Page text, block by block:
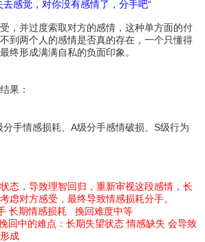
感觉，对你没有感情了，分手吧“
，并过度索取对方的感情，这种单方面的付
到两个人的感情是否真的存在，一个只懂得
终形成满满自私的负面印象。
果：
手情感损耗、A级分手感情破损、S级行为
态，导致理智回归，重新审视这段感情，长
虑对方感受，最终导致情感损耗分手。
长期情感损耗 挽回难度中等
回中的难点：长期失望状态 情感缺失 会导致
成